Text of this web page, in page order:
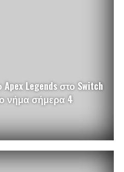
Legends στο Switch
νήμα σήμερα 4